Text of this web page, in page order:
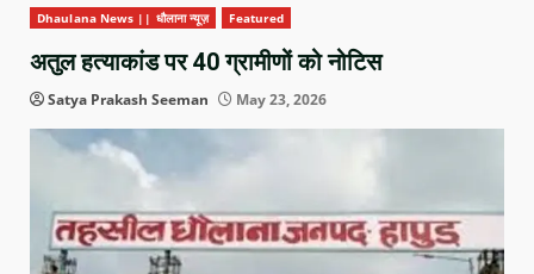
Dhaulana News || धौलाना न्यूज़ Featured
अतुल हत्याकांड पर 40 ग्रामीणों को नोटिस
Satya Prakash Seeman May 23, 2026